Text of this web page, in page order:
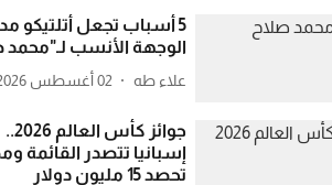
5 أسباب تجعل أتلتيكو
الوجهة الأنسب لـ"محمد
علاء طه 02 أغسطس 2026
جوائز كأس العالم 2026..
إسبانيا تتصدر القائمة
تحصد 15 مليون دولار